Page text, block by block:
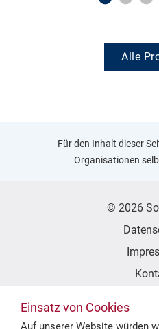
Alle
Für den Inhalt dieser
Organisationen
© 2026
Einsatz von Cookies
Auf unserer Website würden